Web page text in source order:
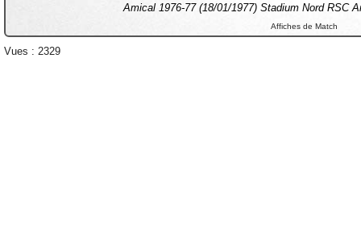
Amical 1976-77 (18/01/1977) Stadium Nord RSC
Affiches de Match
Vues : 2329